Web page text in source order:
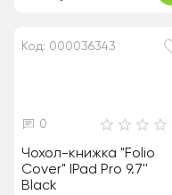
Код: 000036343
0
Чохол-книжка "Folio
Cover" IPad Pro 9.7''
Black